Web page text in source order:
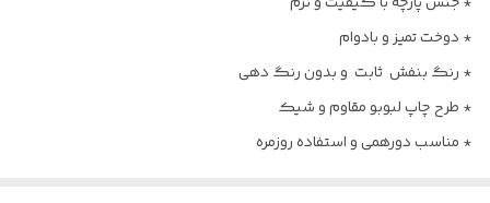
* دوخت تمیز و بادوام
* رنگ بنفش ثابت و بدون رنگ دهی
* طرح چاپ لبوبو مقاوم و شیک
* مناسب دورهمی و استفاده روزمره